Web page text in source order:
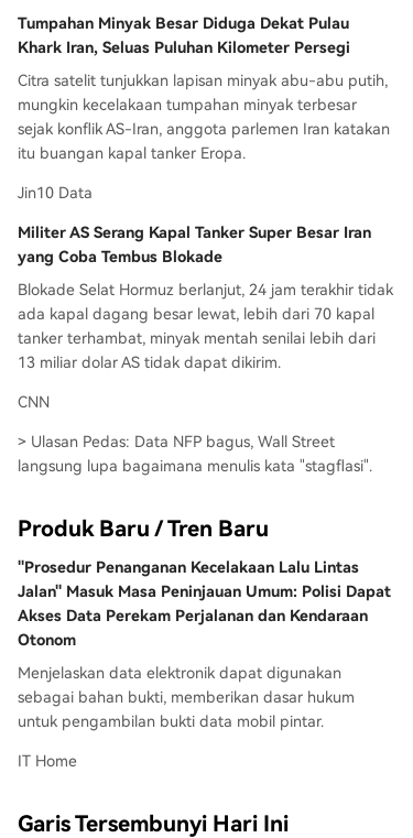
Tumpahan Minyak Besar Diduga Dekat Pulau
Khark Iran, Seluas Puluhan Kilometer Persegi
Citra satelit tunjukkan lapisan minyak abu-abu putih,
mungkin kecelakaan tumpahan minyak terbesar
sejak konflik AS-Iran, anggota parlemen Iran katakan
itu buangan kapal tanker Eropa.
Jin10 Data
Militer AS Serang Kapal Tanker Super Besar Iran
yang Coba Tembus Blokade
Blokade Selat Hormuz berlanjut, 24 jam terakhir tidak
ada kapal dagang besar lewat, lebih dari 70 kapal
tanker terhambat, minyak mentah senilai lebih dari
13 miliar dolar AS tidak dapat dikirim.
CNN
> Ulasan Pedas: Data NFP bagus, Wall Street
langsung lupa bagaimana menulis kata "stagflasi".
Produk Baru / Tren Baru
"Prosedur Penanganan Kecelakaan Lalu Lintas
Jalan" Masuk Masa Peninjauan Umum: Polisi Dapat
Akses Data Perekam Perjalanan dan Kendaraan
Otonom
Menjelaskan data elektronik dapat digunakan
sebagai bahan bukti, memberikan dasar hukum
untuk pengambilan bukti data mobil pintar.
IT Home
Garis Tersembunyi Hari Ini